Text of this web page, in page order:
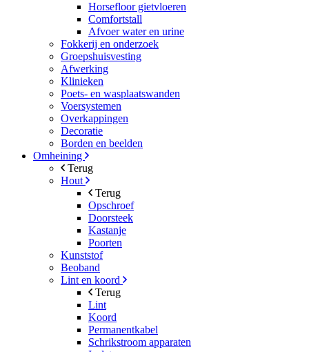
Horsefloor gietvloeren
Comfortstall
Afvoer water en urine
Fokkerij en onderzoek
Groepshuisvesting
Afwerking
Klinieken
Poets- en wasplaatswanden
Voersystemen
Overkappingen
Decoratie
Borden en beelden
Omheining
Terug
Hout
Terug
Opschroef
Doorsteek
Kastanje
Poorten
Kunststof
Beoband
Lint en koord
Terug
Lint
Koord
Permanentkabel
Schrikstroom apparaten